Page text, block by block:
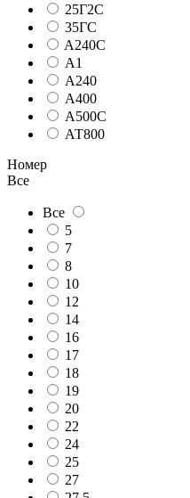
25Г2С
35ГС
A240C
А1
А240
А400
А500С
АТ800
Номер
Все
Все
5
7
8
10
12
14
16
17
18
19
20
22
24
25
27